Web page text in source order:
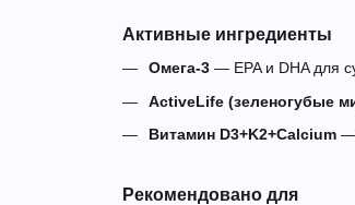
Активные ингредиенты
Омега-3 — EPA и DHA для
ActiveLife (зеленогубые
Витамин D3+K2+Calcium —
Рекомендовано для